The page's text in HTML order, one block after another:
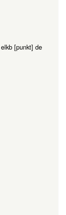
elkb [punkt] de